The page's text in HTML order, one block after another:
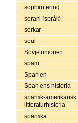
sophantering
sorani (språk)
sorkar
soul
Sovjetunionen
spam
Spanien
Spaniens historia
spansk-amerikansk
litteraturhistoria
spanska